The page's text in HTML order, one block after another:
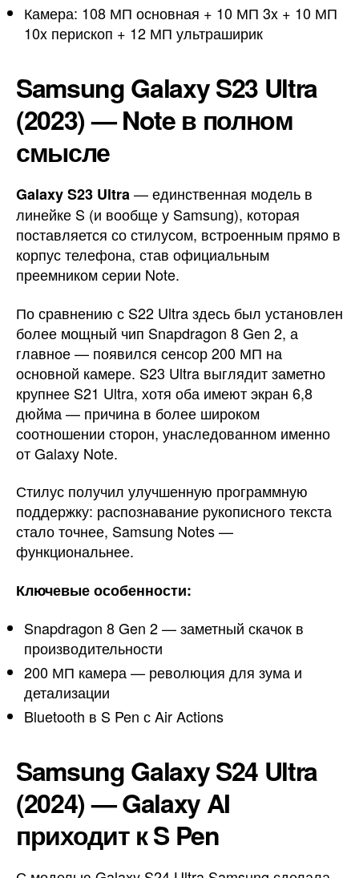
Камера: 108 МП основная + 10 МП 3x + 10 МП
10x перископ + 12 МП ультраширик
Samsung Galaxy S23 Ultra
(2023) — Note в полном
смысле
Galaxy S23 Ultra— единственная модель в
линейке S (и вообще у Samsung), которая
поставляется со стилусом, встроенным прямо в
корпус телефона, став официальным
преемником серии Note.
По сравнению с S22 Ultra здесь был установлен
более мощный чип Snapdragon 8 Gen 2, а
главное — появился сенсор 200 МП на
основной камере. S23 Ultra выглядит заметно
крупнее S21 Ultra, хотя оба имеют экран 6,8
дюйма — причина в более широком
соотношении сторон, унаследованном именно
от Galaxy Note.
Стилус получил улучшенную программную
поддержку: распознавание рукописного текста
стало точнее, Samsung Notes —
функциональнее.
Ключевые особенности:
Snapdragon 8 Gen 2 — заметный скачок в
производительности
200 МП камера — революция для зума и
детализации
Bluetooth в S Pen с Air Actions
Samsung Galaxy S24 Ultra
(2024) — Galaxy AI
приходит к S Pen